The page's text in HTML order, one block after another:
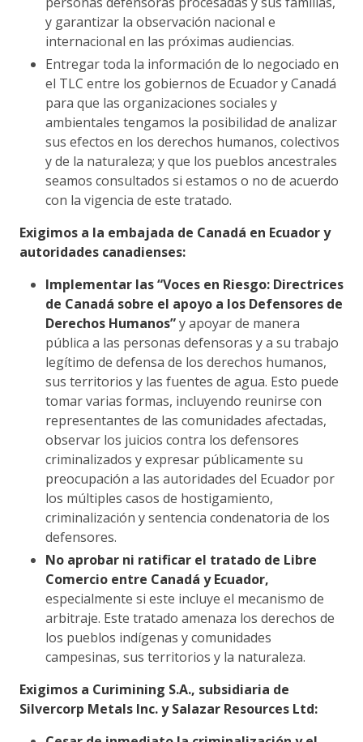
y garantizar la observación nacional e
internacional en las próximas audiencias.
Entregar toda la información de lo negociado en
el TLC entre los gobiernos de Ecuador y Canadá
para que las organizaciones sociales y
ambientales tengamos la posibilidad de analizar
sus efectos en los derechos humanos, colectivos
y de la naturaleza; y que los pueblos ancestrales
seamos consultados si estamos o no de acuerdo
con la vigencia de este tratado.
Exigimos a la embajada de Canadá en Ecuador y
autoridades canadienses:
Implementar las “Voces en Riesgo: Directrices
de Canadá sobre el apoyo a los Defensores de
Derechos Humanos”y apoyar de manera
pública a las personas defensoras y a su trabajo
legítimo de defensa de los derechos humanos,
sus territorios y las fuentes de agua. Esto puede
tomar varias formas, incluyendo reunirse con
representantes de las comunidades afectadas,
observar los juicios contra los defensores
criminalizados y expresar públicamente su
preocupación a las autoridades del Ecuador por
los múltiples casos de hostigamiento,
criminalización y sentencia condenatoria de los
defensores.
No aprobar ni ratificar el tratado de Libre
Comercio entre Canadá y Ecuador,
especialmente si este incluye el mecanismo de
arbitraje. Este tratado amenaza los derechos de
los pueblos indígenas y comunidades
campesinas, sus territorios y la naturaleza.
Exigimos a Curimining S.A., subsidiaria de
Silvercorp Metals Inc. y Salazar Resources Ltd: